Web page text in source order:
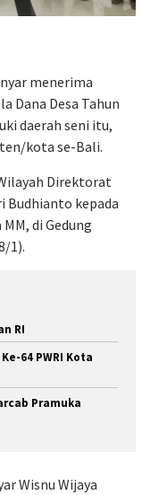
menerima
Dana Desa Tahun
daerah seni itu,
kota se-Bali.
Direktorat
Budhianto kepada
di Gedung
1).
RI
64 PWRI Kota
Pramuka
Wisnu Wijaya